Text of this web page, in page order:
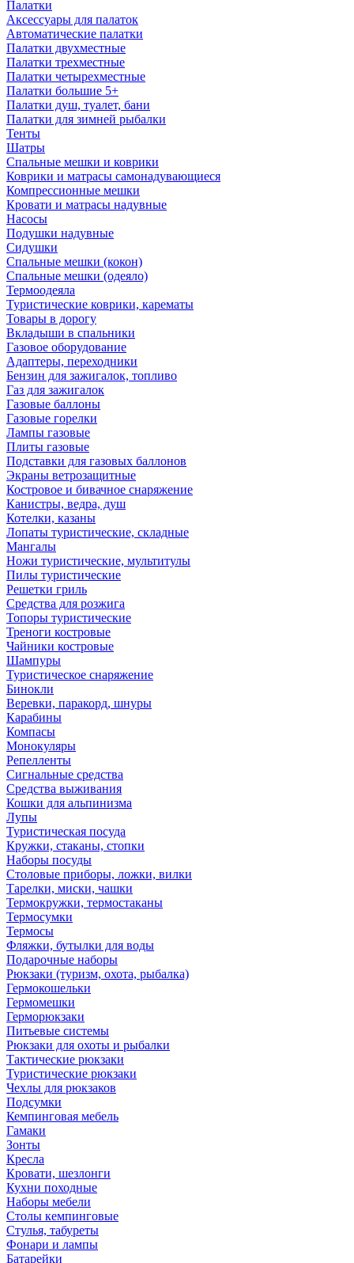
Палатки
Аксессуары для палаток
Автоматические палатки
Палатки двухместные
Палатки трехместные
Палатки четырехместные
Палатки большие 5+
Палатки душ, туалет, бани
Палатки для зимней рыбалки
Тенты
Шатры
Спальные мешки и коврики
Коврики и матрасы самонадувающиеся
Компрессионные мешки
Кровати и матрасы надувные
Насосы
Подушки надувные
Сидушки
Спальные мешки (кокон)
Спальные мешки (одеяло)
Термоодеяла
Туристические коврики, карематы
Товары в дорогу
Вкладыши в спальники
Газовое оборудование
Адаптеры, переходники
Бензин для зажигалок, топливо
Газ для зажигалок
Газовые баллоны
Газовые горелки
Лампы газовые
Плиты газовые
Подставки для газовых баллонов
Экраны ветрозащитные
Костровое и бивачное снаряжение
Канистры, ведра, душ
Котелки, казаны
Лопаты туристические, складные
Мангалы
Ножи туристические, мультитулы
Пилы туристические
Решетки гриль
Средства для розжига
Топоры туристические
Треноги костровые
Чайники костровые
Шампуры
Туристическое снаряжение
Бинокли
Веревки, паракорд, шнуры
Карабины
Компасы
Монокуляры
Репелленты
Сигнальные средства
Средства выживания
Кошки для альпинизма
Лупы
Туристическая посуда
Кружки, стаканы, стопки
Наборы посуды
Столовые приборы, ложки, вилки
Тарелки, миски, чашки
Термокружки, термостаканы
Термосумки
Термосы
Фляжки, бутылки для воды
Подарочные наборы
Рюкзаки (туризм, охота, рыбалка)
Гермокошельки
Гермомешки
Герморюкзаки
Питьевые системы
Рюкзаки для охоты и рыбалки
Тактические рюкзаки
Туристические рюкзаки
Чехлы для рюкзаков
Подсумки
Кемпинговая мебель
Гамаки
Зонты
Кресла
Кровати, шезлонги
Кухни походные
Наборы мебели
Столы кемпинговые
Стулья, табуреты
Фонари и лампы
Батарейки